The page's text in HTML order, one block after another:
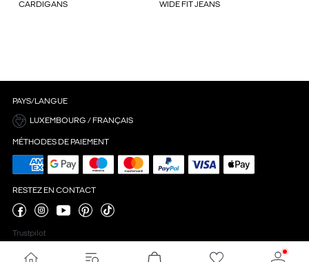
CARDIGANS WIDE FIT JEANS
PAYS/LANGUE
LUXEMBOURG / FRANÇAIS
MÉTHODES DE PAIEMENT
RESTEZ EN CONTACT
Trustpilot